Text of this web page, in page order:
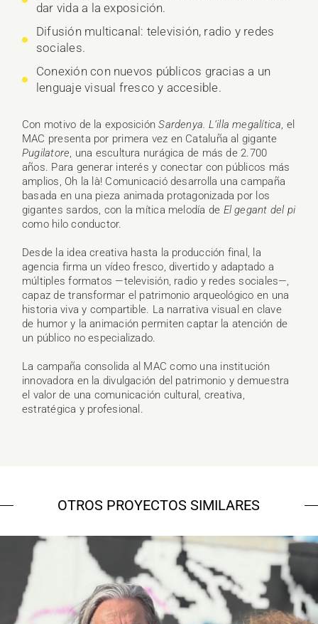
dar vida a la exposición.
Difusión multicanal: televisión, radio y redes
sociales.
Conexión con nuevos públicos gracias a un
lenguaje visual fresco y accesible.
Con motivo de la exposiciónSardenya. L’illa megalítica, el
MAC presenta por primera vez en Cataluña al gigante
Pugilatore, una escultura nurágica de más de 2.700
años. Para generar interés y conectar con públicos más
amplios, Oh la là! Comunicació desarrolla una campaña
basada en una pieza animada protagonizada por los
gigantes sardos, con la mítica melodía de El gegant del pi
como hilo conductor.
Desde la idea creativa hasta la producción final, la
agencia firma un vídeo fresco, divertido y adaptado a
múltiples formatos —televisión, radio y redes sociales—,
capaz de transformar el patrimonio arqueológico en una
historia viva y compartible. La narrativa visual en clave
de humor y la animación permiten captar la atención de
un público no especializado.
La campaña consolida al MAC como una institución
innovadora en la divulgación del patrimonio y demuestra
el valor de una comunicación cultural, creativa,
estratégica y profesional.
OTROS PROYECTOS SIMILARES